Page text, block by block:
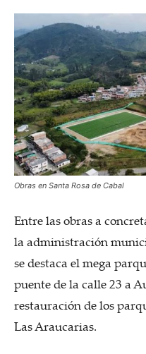
Obras en Santa Rosa de Cabal
Entre las obras a
la administración
se destaca el mega
puente de la calle 23 a
restauración de los
Las Araucarias.